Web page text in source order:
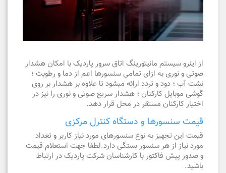
از اینرو سیستم مانیتورینگ اتاق سرور پاردیک با امکان هشدار
صوتی و نوری به ازای تمامی سنسورها اعم از دما و رطوبت ؛
نشت آب ؛ دود و تردد ارائه میشود تا علاوه بر هشدار بر روی
گوشی موبایل کارکنان ؛ هشدار سریع صوتی و نوری را نیز در
اختیار کارکنان مستقر در محل قرار دهد.
قیمت سنسورها و دستگاه کنترل مرکزی
قیمت این تجهیز به نوع سنسورهای مورد نیاز کاربر و تعداد
مورد نیاز از هر سنسور بستگی دارد.لطفا جهت استعلام قیمت
و صدور پیش فاکتور با کارشناسان شرکت پاردیک در ارتباط
باشید.